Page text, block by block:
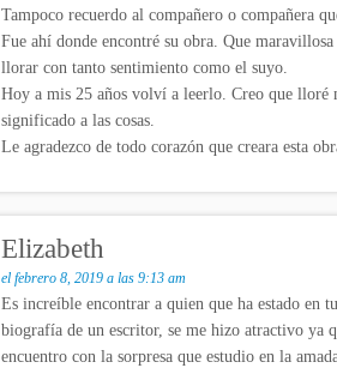
Tampoco recuerdo al compañero o compañera
Fue ahí donde encontré su obra. Que
llorar con tanto sentimiento como el suyo.
Hoy a mis 25 años volví a leerlo. Creo que lloré
significado a las cosas.
Le agradezco de todo corazón que creara esta
Elizabeth
el febrero 8, 2019 a las 9:13 am
Es increíble encontrar a quien que ha estado en
biografía de un escritor, se me hizo atractivo ya
encuentro con la sorpresa que estudio en la